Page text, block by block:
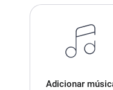
Adicionar